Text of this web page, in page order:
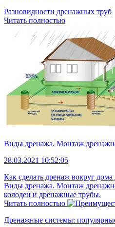
Разновидности дренажных труб
Читать полностью
Виды дренажа. Монтаж
28.03.2021 10:52:05
Как сделать дренаж вокруг
Виды дренажа. Монтаж
колодец и дренажные трубы.
Читать полностью
Дренажные системы: